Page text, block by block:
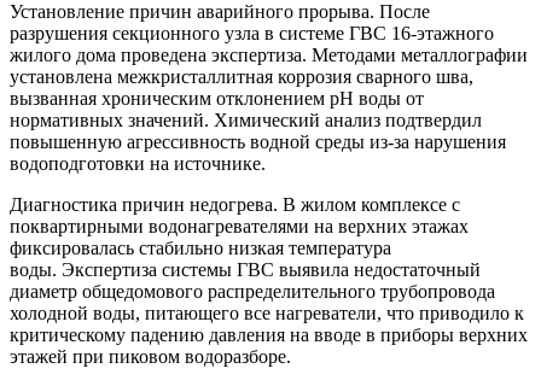
Установление причин аварийного прорыва. После
разрушения секционного узла в системе ГВС 16-этажного
жилого дома проведена экспертиза. Методами металлографии
установлена межкристаллитная коррозия сварного шва,
вызванная хроническим отклонением pH воды от
нормативных значений. Химический анализ подтвердил
повышенную агрессивность водной среды из-за нарушения
водоподготовки на источнике.
Диагностика причин недогрева. В жилом комплексе с
поквартирными водонагревателями на верхних этажах
фиксировалась стабильно низкая температура
воды. Экспертиза системы ГВС выявила недостаточный
диаметр общедомового распределительного трубопровода
холодной воды, питающего все нагреватели, что приводило к
критическому падению давления на вводе в приборы верхних
этажей при пиковом водоразборе.